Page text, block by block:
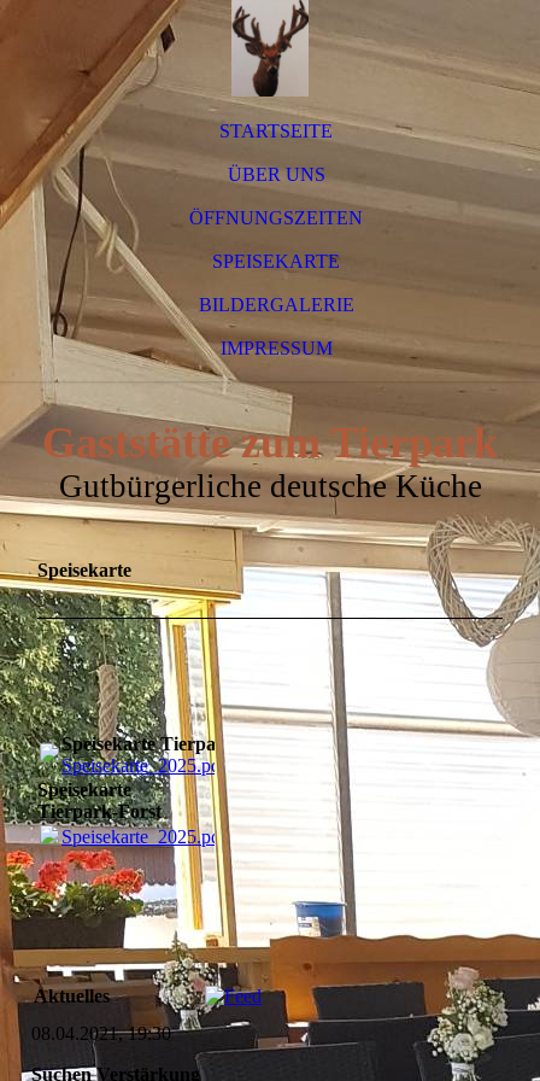
STARTSEITE
ÜBER UNS
ÖFFNUNGSZEITEN
SPEISEKARTE
BILDERGALERIE
IMPRESSUM
Gaststätte zum Tierpark
Gutbürgerliche deutsche Küche
Speisekarte
Speisekarte Tierpark-Forst
Speisekarte_2025.pdf
Speisekarte
Tierpark-Forst
Speisekarte_2025.pdf(112.33KB)
Aktuelles
08.04.2021, 19:30
Suchen Verstärkung